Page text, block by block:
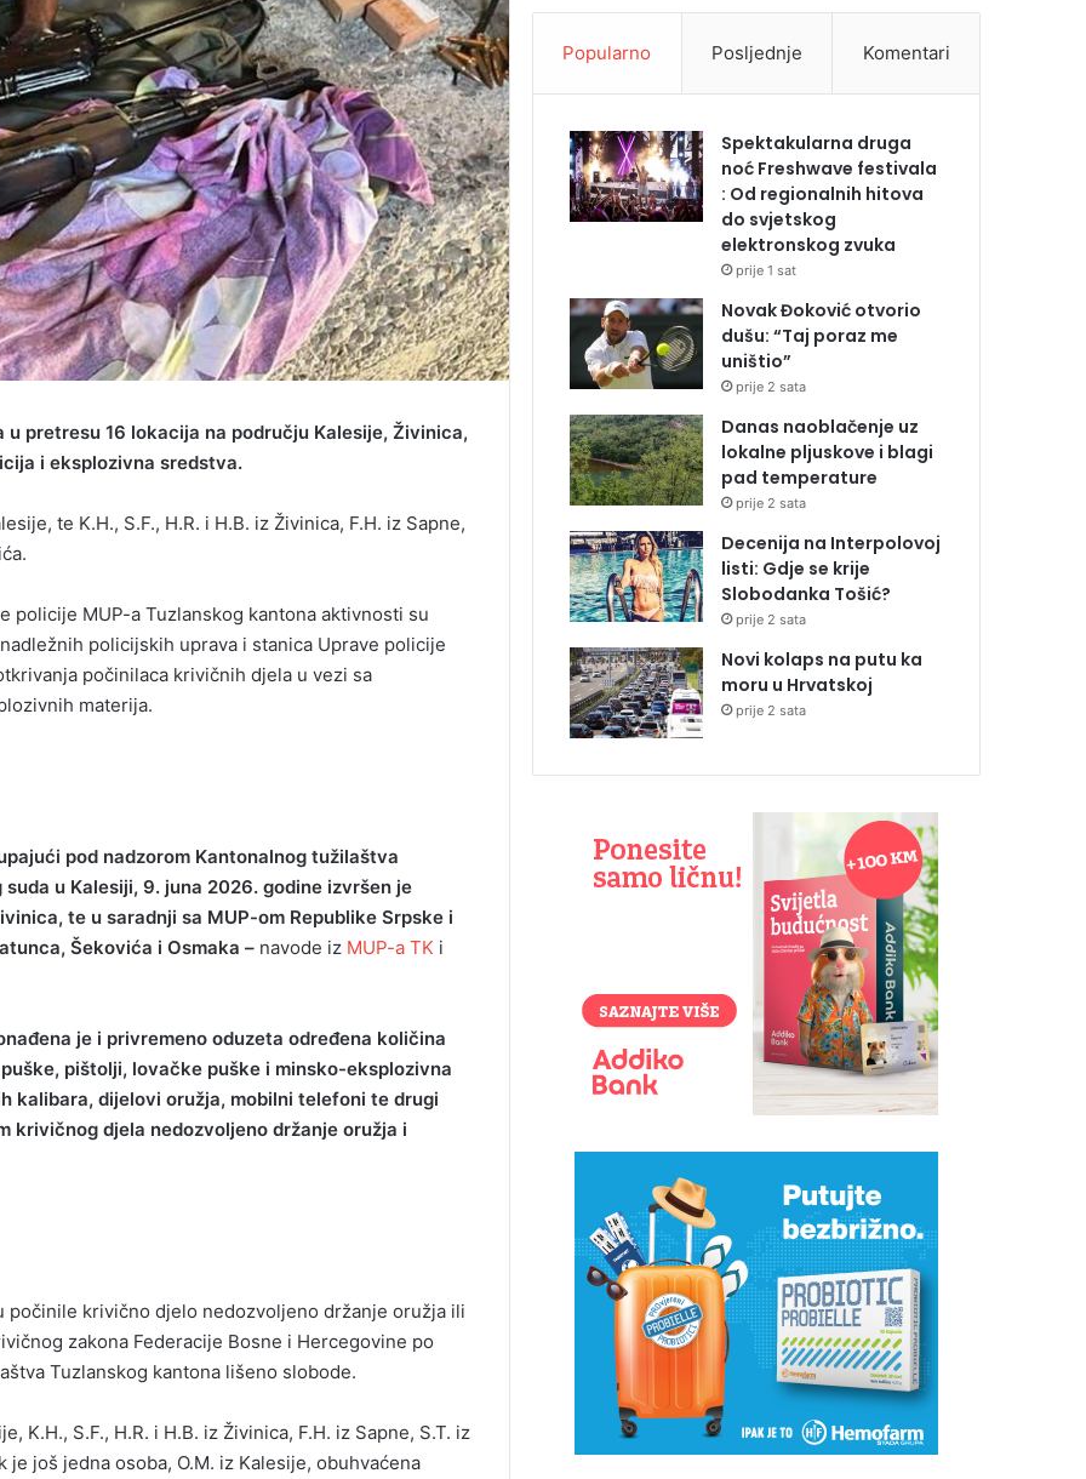
u pretresu 16 lokacija na području Kalesije, Živinica,
i eksplozivna sredstva.
te K.H., S.F., H.R. i H.B. iz Živinica, F.H. iz Sapne,
MUP-a Tuzlanskog kantona aktivnosti su
policijskih uprava i stanica Uprave policije
počinilaca krivičnih djela u vezi sa
materija.
pod nadzorom Kantonalnog tužilaštva
u Kalesiji, 9. juna 2026. godine izvršen je
te u saradnji sa MUP-om Republike Srpske i
Šekovića i Osmaka – navode iz MUP-a TK i
je i privremeno oduzeta određena količina
pištolji, lovačke puške i minsko-eksplozivna
kalibara, dijelovi oružja, mobilni telefoni te drugi
krivičnog djela nedozvoljeno držanje oružja i
počinile krivično djelo nedozvoljeno držanje oružja ili
zakona Federacije Bosne i Hercegovine po
Tuzlanskog kantona lišeno slobode.
K.H., S.F., H.R. i H.B. iz Živinica, F.H. iz Sapne, S.T. iz
je još jedna osoba, O.M. iz Kalesije, obuhvaćena
Popularno Posljednje Komentari
Spektakularna druga
noć Freshwave festivala
: Od regionalnih hitova
do svjetskog
elektronskog zvuka
prije 1 sat
Novak Đoković otvorio
dušu: “Taj poraz me
uništio”
prije 2 sata
Danas naoblačenje uz
lokalne pljuskove i blagi
pad temperature
prije 2 sata
Decenija na Interpolovoj
listi: Gdje se krije
Slobodanka Tošić?
prije 2 sata
Novi kolaps na putu ka
moru u Hrvatskoj
prije 2 sata